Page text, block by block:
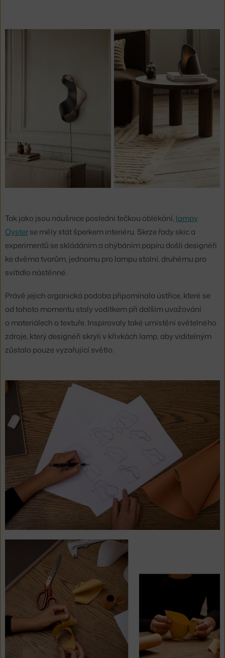
Tak jako jsou náušnice poslední tečkou oblékání, lampy
Oysterse měly stát šperkem interiéru. Skrze řady skic a
experimentů se skládáním a ohýbáním papíru došli designéři
ke dvěma tvarům, jednomu pro lampu stolní, druhému pro
svítidlo nástěnné.
Právě jejich organická podoba připomínala ústřice, které se
od tohoto momentu staly vodítkem při dalším uvažování
o materiálech a textuře. Inspirovaly také umístění světelného
zdroje, který designéři skryli v křivkách lamp, aby viditelným
zůstalo pouze vyzařující světlo.